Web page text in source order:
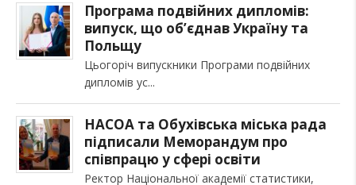
Програма подвійних дипломів:
випуск, що об’єднав Україну та
Польщу
Цьогоріч випускники Програми подвійних
дипломів ус
НАСОА та Обухівська міська рада
підписали Меморандум про
співпрацю у сфері освіти
Ректор Національної академії статистики,